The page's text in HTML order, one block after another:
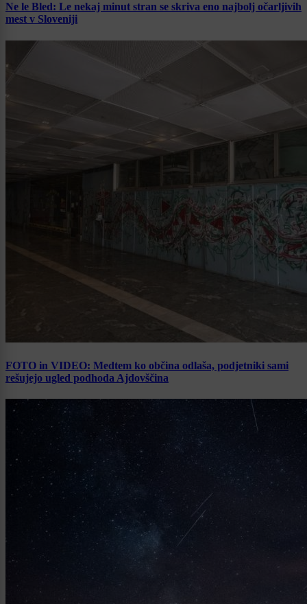
Ne le Bled: Le nekaj minut stran se skriva eno najbolj očarljivih
mest v Sloveniji
FOTO in VIDEO: Medtem ko občina odlaša, podjetniki sami
rešujejo ugled podhoda Ajdovščina